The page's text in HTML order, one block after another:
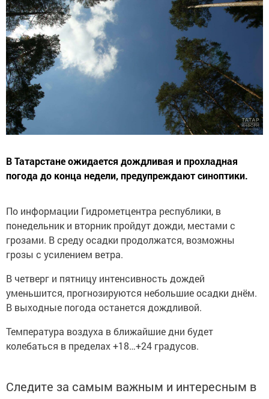
В Татарстане ожидается дождливая и прохладная
погода до конца недели, предупреждают синоптики.
По информации Гидрометцентра республики, в
понедельник и вторник пройдут дожди, местами с
грозами. В среду осадки продолжатся, возможны
грозы с усилением ветра.
В четверг и пятницу интенсивность дождей
уменьшится, прогнозируются небольшие осадки днём.
В выходные погода останется дождливой.
Температура воздуха в ближайшие дни будет
колебаться в пределах +18…+24 градусов.
Следите за самым важным и интересным в